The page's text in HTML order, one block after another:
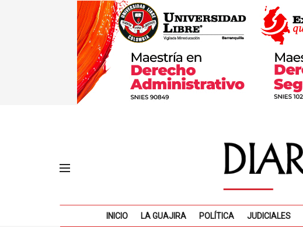
INICIO LA GUAJIRA POLÍTICA JUDICIALES